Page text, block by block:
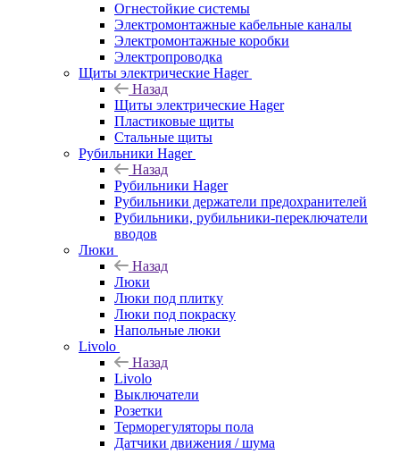
Огнестойкие системы
Электромонтажные кабельные каналы
Электромонтажные коробки
Электропроводка
Щиты электрические Hager
Назад
Щиты электрические Hager
Пластиковые щиты
Стальные щиты
Рубильники Hager
Назад
Рубильники Hager
Рубильники держатели предохранителей
Рубильники, рубильники-переключатели
вводов
Люки
Назад
Люки
Люки под плитку
Люки под покраску
Напольные люки
Livolo
Назад
Livolo
Выключатели
Розетки
Терморегуляторы пола
Датчики движения / шума